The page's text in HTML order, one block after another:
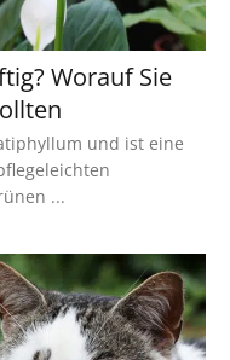
Worauf Sie
und ist eine
...